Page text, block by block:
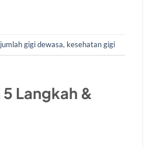
jumlah gigi dewasa, kesehatan gigi
Langkah &